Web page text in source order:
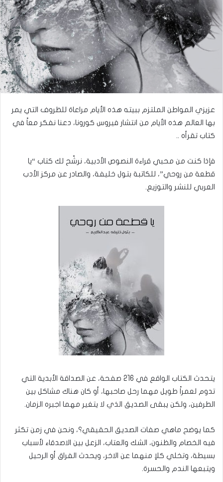
عزيزي المواطن الملتزم ببيته هذه الأيام مراعاة للظروف التي يمر
بها العالم هذه الأيام من انتشار فيروس كورونا، دعنا نفكر معاً في
كتاب تقرأه ..
فإذا كنت من محبي قراءة النصوص الأدبية، نرشّح لك كتاب “يا
قطعة من روحي”، للكاتبة بتول خليفة، والصادر عن مركز الأدب
العربي للنشر والتوزيع.
يتحدث الكتاب الواقع في 216 صفحة، عن الصداقة الأبدية التي
تدوم لعمراً طويل مهما رحل صاحبها، أو كان هناك مشاكل بين
الطرفين، ولكن يبقى الصديق الذي لا يتغير مهما اجبره الزمان.
كما يوضح ماهي صفات الصديق الحقيقي؟، ونحن في زمن تكثر
فيه الخصام والظنون، الشك والعتاب، الزعل بين الاصدقاء لأسباب
بسيطة، وتخلي كلاٍ منهما عن الاخر، ويحدث الفراق أو الرحيل
ويتبعها الندم والحسرة.